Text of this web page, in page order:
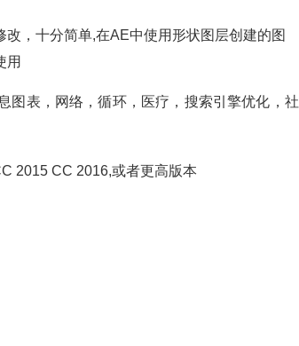
，十分简单,在AE中使用形状图层创建的图
用
图表，网络，循环，医疗，搜索引擎优化，社
2015 CC 2016,或者更高版本